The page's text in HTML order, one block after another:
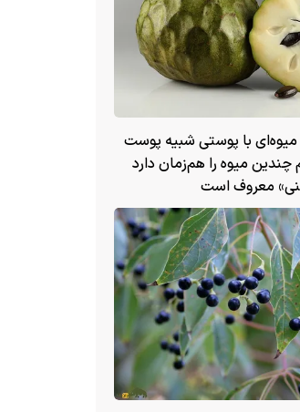
با پوستی شبیه پوست
میوه را هم‌زمان دارد
معروف است